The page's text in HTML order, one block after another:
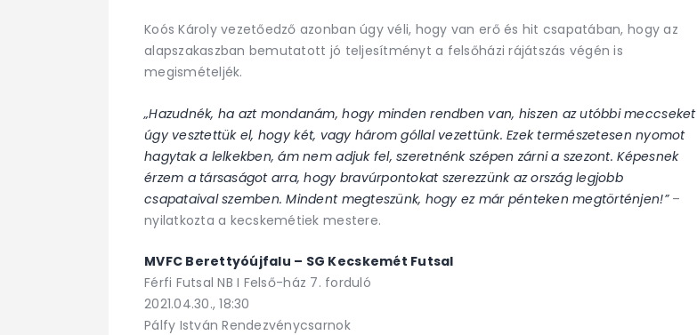
Koós Károly vezetőedző azonban úgy véli, hogy van erő és hit csapatában, hogy az
alapszakaszban bemutatott jó teljesítményt a felsőházi rájátszás végén is
megismételjék.
„Hazudnék, ha azt mondanám, hogy minden rendben van, hiszen az utóbbi meccseket
úgy vesztettük el, hogy két, vagy három góllal vezettünk. Ezek természetesen nyomot
hagytak a lelkekben, ám nem adjuk fel, szeretnénk szépen zárni a szezont. Képesnek
érzem a társaságot arra, hogy bravúrpontokat szerezzünk az ország legjobb
csapataival szemben. Mindent megteszünk, hogy ez már pénteken megtörténjen!” –
nyilatkozta a kecskemétiek mestere.
MVFC Berettyóújfalu – SG Kecskemét Futsal
Férfi Futsal NB I Felső-ház 7. forduló
2021.04.30., 18:30
Pálfy István Rendezvénycsarnok